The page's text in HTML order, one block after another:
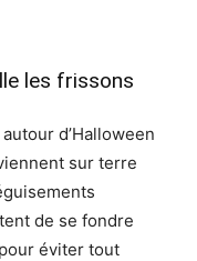
les frissons
d’Halloween
sur terre
de se fondre
éviter tout